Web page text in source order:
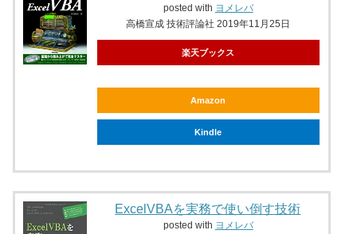
posted with ヨメレバ
高橋宣成 技術評論社 2019年11月25日
楽天ブックス
Amazon
Kindle
ExcelVBAを実務で使い倒す技術
posted with ヨメレバ